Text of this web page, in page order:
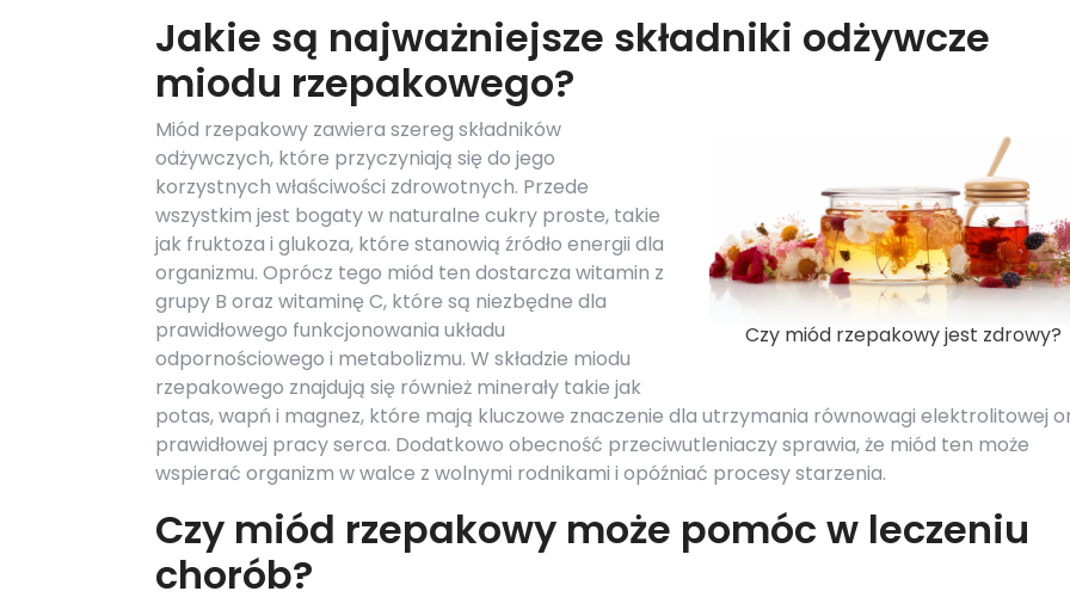
Jakie są najważniejsze składniki odżywcze
miodu rzepakowego?
Czy miód rzepakowy jest zdrowy?
Miód rzepakowy zawiera szereg składników
odżywczych, które przyczyniają się do jego
korzystnych właściwości zdrowotnych. Przede
wszystkim jest bogaty w naturalne cukry proste, takie
jak fruktoza i glukoza, które stanowią źródło energii dla
organizmu. Oprócz tego miód ten dostarcza witamin z
grupy B oraz witaminę C, które są niezbędne dla
prawidłowego funkcjonowania układu
odpornościowego i metabolizmu. W składzie miodu
rzepakowego znajdują się również minerały takie jak
potas, wapń i magnez, które mają kluczowe znaczenie dla utrzymania równowagi elektrolitowej
prawidłowej pracy serca. Dodatkowo obecność przeciwutleniaczy sprawia, że miód ten może
wspierać organizm w walce z wolnymi rodnikami i opóźniać procesy starzenia.
Czy miód rzepakowy może pomóc w leczeniu
chorób?